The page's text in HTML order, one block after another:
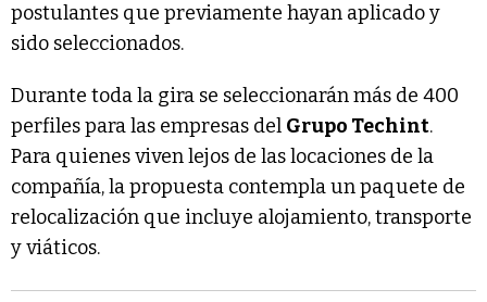
postulantes que previamente hayan aplicado y
sido seleccionados.
Durante toda la gira se seleccionarán más de 400
perfiles para las empresas del Grupo Techint.
Para quienes viven lejos de las locaciones de la
compañía, la propuesta contempla un paquete de
relocalización que incluye alojamiento, transporte
y viáticos.